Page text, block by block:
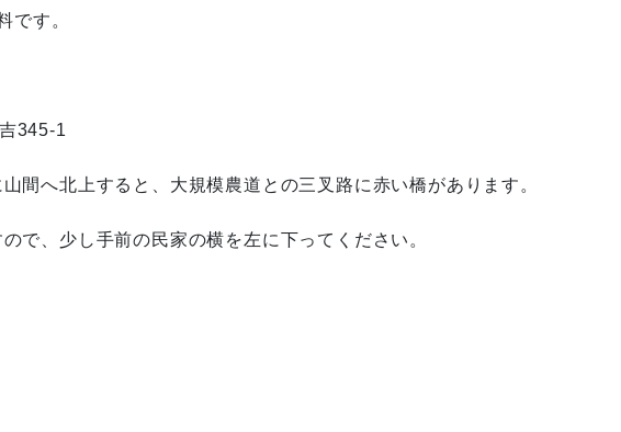
です。
345-1
へ北上すると、大規模農道との三叉路に赤い橋があります。
、少し手前の民家の横を左に下ってください。